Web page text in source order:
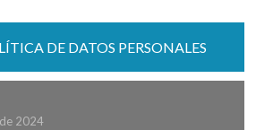
DE DATOS PERSONALES
2024